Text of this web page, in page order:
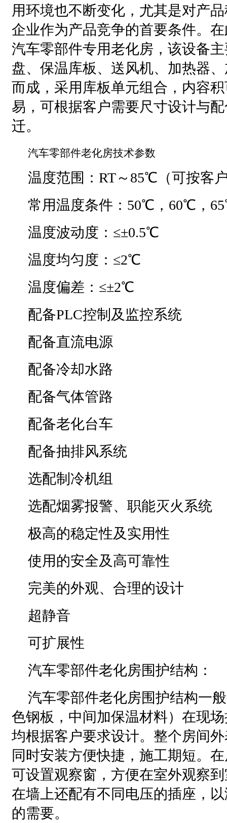
用环境也不断变化，尤其是对产
企业作为产品竞争的首要条件。
汽车零部件专用老化房，该设备
盘、保温库板、送风机、加热器
而成，采用库板单元组合，内容
易，可根据客户需要尺寸设计与
迁。
汽车零部件老化房技术参数
温度范围：RT～85℃（可按客
常用温度条件：50℃，60℃，
温度波动度：≤±0.5℃
温度均匀度：≤2℃
温度偏差：≤±2℃
配备PLC控制及监控系统
配备直流电源
配备冷却水路
配备气体管路
配备老化台车
配备抽排风系统
选配制冷机组
选配烟雾报警、职能灭火系统
极高的稳定性及实用性
使用的安全及高可靠性
完美的外观、合理的设计
超静音
可扩展性
汽车零部件老化房围护结构：
汽车零部件老化房围护结构一
色钢板，中间加保温材料）在现
均根据客户要求设计。整个房间
同时安装方便快捷，施工期短。
可设置观察窗，方便在室外观察
在墙上还配有不同电压的插座，
的需要。